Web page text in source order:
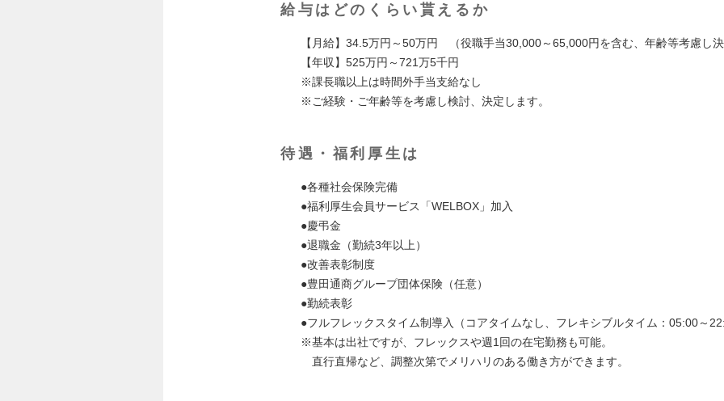
給与はどのくらい貰えるか
【月給】34.5万円～50万円 （役職手当30,000～65,000円を含む、年齢等考慮
【年収】525万円～721万5千円
※課長職以上は時間外手当支給なし
※ご経験・ご年齢等を考慮し検討、決定します。
待遇・福利厚生は
●各種社会保険完備
●福利厚生会員サービス「WELBOX」加入
●慶弔金
●退職金（勤続3年以上）
●改善表彰制度
●豊田通商グループ団体保険（任意）
●勤続表彰
●フルフレックスタイム制導入（コアタイムなし、フレキシブルタイム：05:00～
※基本は出社ですが、フレックスや週1回の在宅勤務も可能。
直行直帰など、調整次第でメリハリのある働き方ができます。